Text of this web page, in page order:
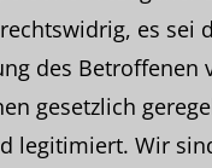
es sei
des Betroffenen
gesetzlich
legitimiert. Wir